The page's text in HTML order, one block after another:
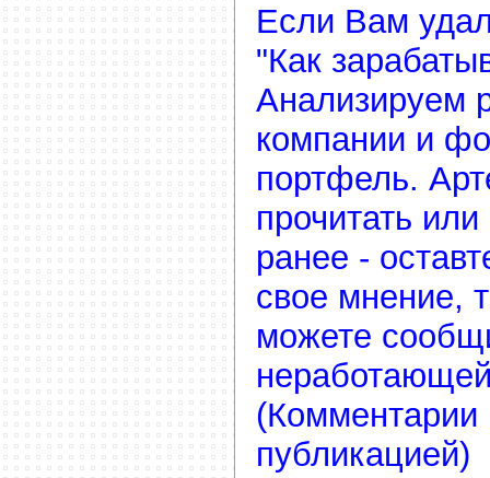
Если Вам
"Как
Анализируем
компании и
портфель.
прочитать
ранее -
свое мнение,
можете
(Комментарии
публикацией)